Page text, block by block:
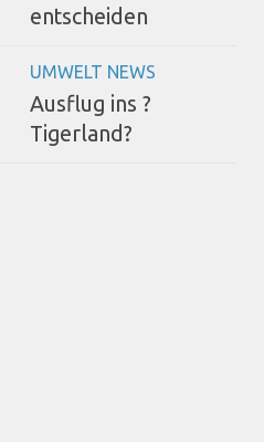
entscheiden
UMWELT NEWS
Ausflug ins ?
Tigerland?